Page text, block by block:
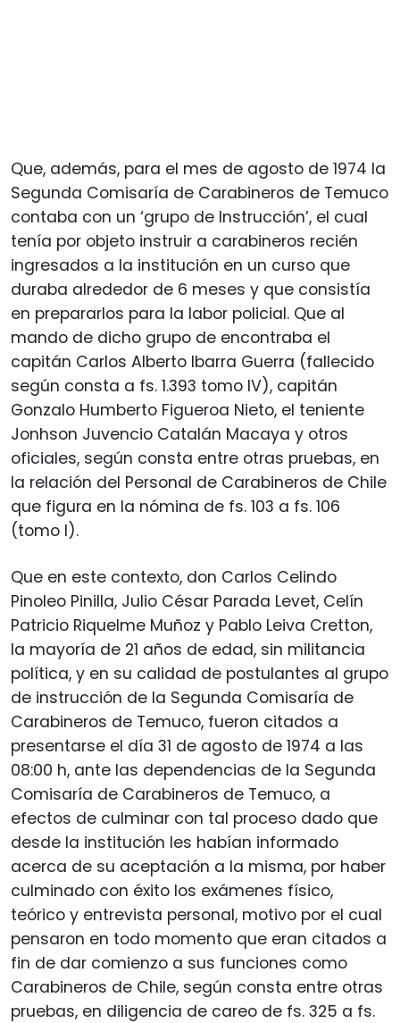
Que, además, para el mes de agosto de 1974 la
Segunda Comisaría de Carabineros de Temuco
contaba con un ‘grupo de Instrucción’, el cual
tenía por objeto instruir a carabineros recién
ingresados a la institución en un curso que
duraba alrededor de 6 meses y que consistía
en prepararlos para la labor policial. Que al
mando de dicho grupo de encontraba el
capitán Carlos Alberto Ibarra Guerra (fallecido
según consta a fs. 1.393 tomo IV), capitán
Gonzalo Humberto Figueroa Nieto, el teniente
Jonhson Juvencio Catalán Macaya y otros
oficiales, según consta entre otras pruebas, en
la relación del Personal de Carabineros de Chile
que figura en la nómina de fs. 103 a fs. 106
(tomo I).
Que en este contexto, don Carlos Celindo
Pinoleo Pinilla, Julio César Parada Levet, Celín
Patricio Riquelme Muñoz y Pablo Leiva Cretton,
la mayoría de 21 años de edad, sin militancia
política, y en su calidad de postulantes al grupo
de instrucción de la Segunda Comisaría de
Carabineros de Temuco, fueron citados a
presentarse el día 31 de agosto de 1974 a las
08:00 h, ante las dependencias de la Segunda
Comisaría de Carabineros de Temuco, a
efectos de culminar con tal proceso dado que
desde la institución les habían informado
acerca de su aceptación a la misma, por haber
culminado con éxito los exámenes físico,
teórico y entrevista personal, motivo por el cual
pensaron en todo momento que eran citados a
fin de dar comienzo a sus funciones como
Carabineros de Chile, según consta entre otras
pruebas, en diligencia de careo de fs. 325 a fs.